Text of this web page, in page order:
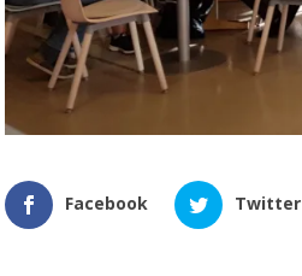
Facebook Twitter